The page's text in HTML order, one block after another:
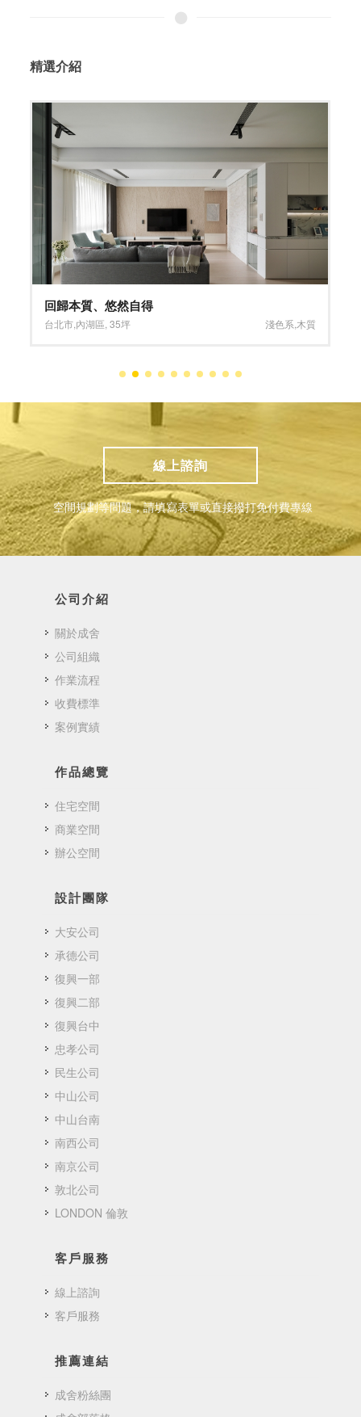
精選介紹
回歸本質、悠然自得
台北市 內湖區 ,35坪 淺色系 木質
線上諮詢
空間規劃等問題，請填寫表單或直接撥打免付費專線
公司介紹
關於成舍
公司組織
作業流程
收費標準
案例實績
作品總覽
住宅空間
商業空間
辦公空間
設計團隊
大安公司
承德公司
復興一部
復興二部
復興台中
忠孝公司
民生公司
中山公司
中山台南
南西公司
南京公司
敦北公司
LONDON 倫敦
客戶服務
線上諮詢
客戶服務
推薦連結
成舍粉絲團